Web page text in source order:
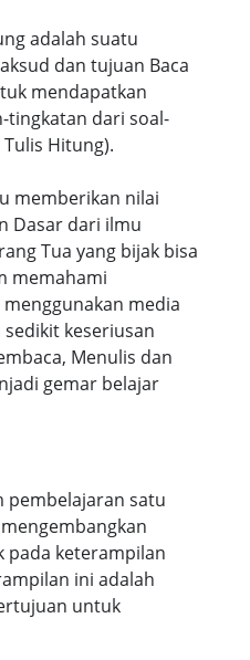
adalah suatu
dan tujuan Baca
mendapatkan
tingkatan dari soal-
Hitung).
memberikan nilai
Dasar dari ilmu
Tua yang bijak bisa
memahami
media
keseriusan
Menulis dan
gemar belajar
pembelajaran satu
pada keterampilan
ini adalah
untuk